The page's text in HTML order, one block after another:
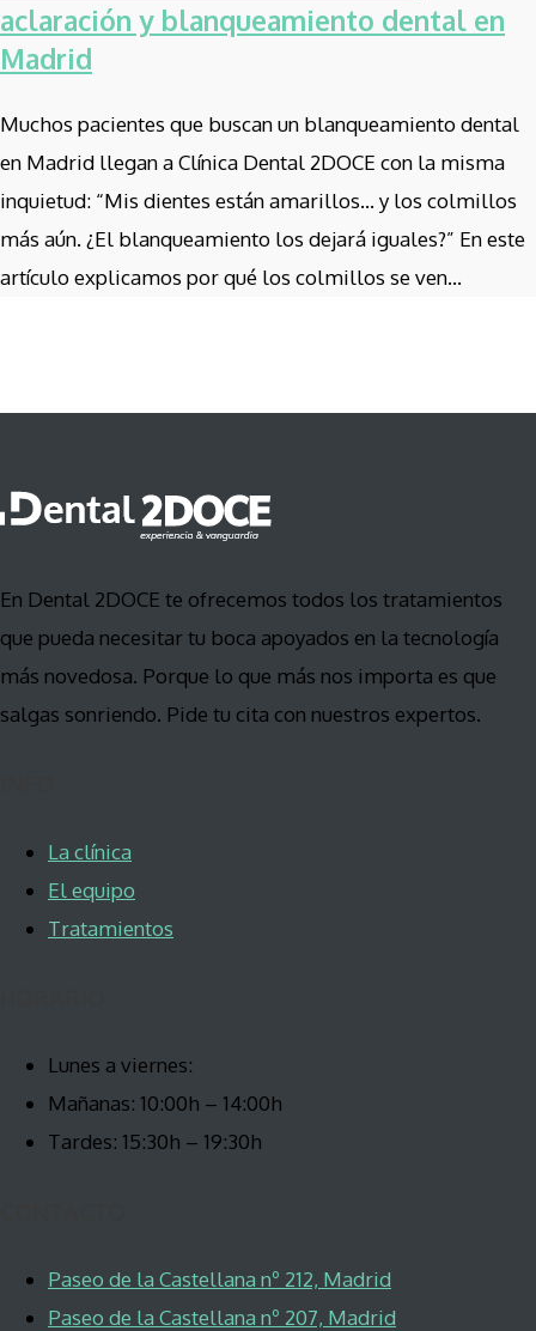
aclaración y blanqueamiento dental en
Madrid
Muchos pacientes que buscan un blanqueamiento dental
en Madrid llegan a Clínica Dental 2DOCE con la misma
inquietud: “Mis dientes están amarillos… y los colmillos
más aún. ¿El blanqueamiento los dejará iguales?” En este
artículo explicamos por qué los colmillos se ven...
En Dental 2DOCE te ofrecemos todos los tratamientos
que pueda necesitar tu boca apoyados en la tecnología
más novedosa. Porque lo que más nos importa es que
salgas sonriendo. Pide tu cita con nuestros expertos.
La clínica
El equipo
Tratamientos
Lunes a viernes:
Mañanas: 10:00h – 14:00h
Tardes: 15:30h – 19:30h
Paseo de la Castellana nº 212, Madrid
Paseo de la Castellana nº 207, Madrid